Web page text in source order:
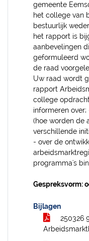
gemeente
het college van
bestuurlijk
het rapport is
aanbevelingen
geformuleerd
de raad
Uw raad wordt
rapport
college
informeren
(hoe worden de
verschillende
- over de
programma's
Gespreksvorm:
Bijlagen
250326